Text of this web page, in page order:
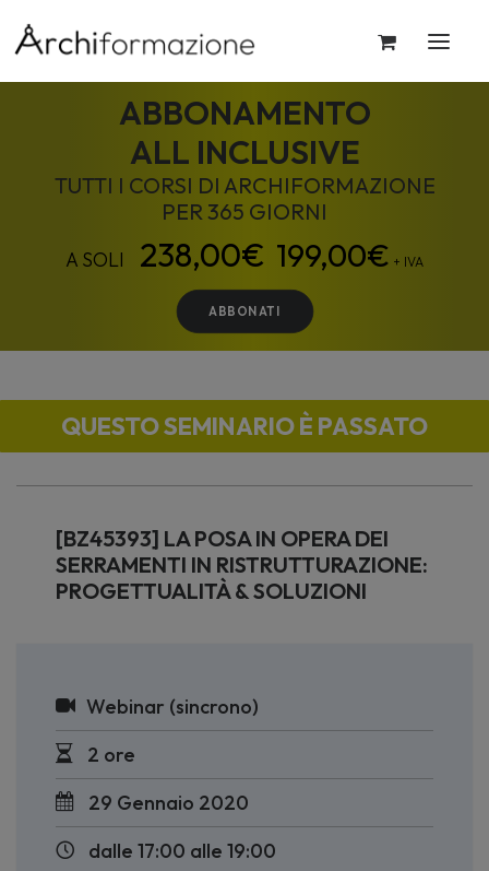
ABBONAMENTO
ALL INCLUSIVE
TUTTI I CORSI DI ARCHIFORMAZIONE
PER 365 GIORNI
199,00€ + IVA
ABBONATI
QUESTO SEMINARIO È PASSATO
[BZ45393] LA POSA IN OPERA DEI
SERRAMENTI IN RISTRUTTURAZIONE:
PROGETTUALITÀ & SOLUZIONI
Webinar (sincrono)
2 ore
29 Gennaio 2020
dalle 17:00 alle 19:00